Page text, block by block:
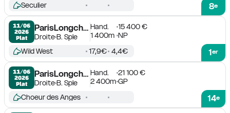
8e
Seculier
11/06
2026
Plat
ParisLongchamp
DroiteB. Sple
Hand.
15 400 €
1 400m NP
1er
Wild West 17,9€ 4,4€
11/06
2026
Plat
ParisLongchamp
DroiteB. Sple
Hand.
21 100 €
2 400m GP
14e
Choeur des Anges